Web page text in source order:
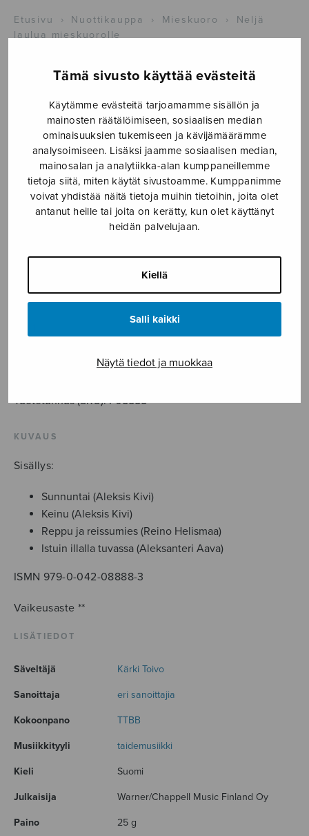
Tämä sivusto käyttää evästeitä
Käytämme evästeitä tarjoamamme sisällön ja
mainosten räätälöimiseen, sosiaalisen median
ominaisuuksien tukemiseen ja kävijämäärämme
analysoimiseen. Lisäksi jaamme sosiaalisen median,
mainosalan ja analytiikka-alan kumppaneillemme
tietoja siitä, miten käytät sivustoamme. Kumppanimme
voivat yhdistää näitä tietoja muihin tietoihin, joita olet
antanut heille tai joita on kerätty, kun olet käyttänyt
heidän palvelujaan.
Kiellä
Salli kaikki
Näytä tiedot ja muokkaa
Etusivu › Nuottikauppa › Mieskuoro ›
Neljä
laulua mieskuorolle
Neljä laulua
mieskuorolle
4,66
laulua
Tuotetunnus (SKU):F08888
KUVAUS
Sisällys:
Sunnuntai (Aleksis Kivi)
Keinu (Aleksis Kivi)
Reppu ja reissumies (Reino Helismaa)
Istuin illalla tuvassa (Aleksanteri Aava)
ISMN 979-0-042-08888-3
Vaikeusaste **
LISÄTIEDOT
Säveltäjä Kärki Toivo
Sanoittaja eri sanoittajia
Kokoonpano TTBB
Musiikkityyli taidemusiikki
Kieli Suomi
Julkaisija Warner/Chappell Music Finland Oy
Paino 25 g